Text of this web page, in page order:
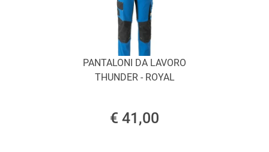
PANTALONI DA LAVORO
THUNDER - ROYAL
€ 41,00